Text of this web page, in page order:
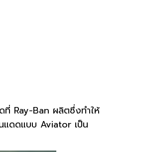
Ray-Ban ผลิตซึ่งทำให้
แดดแบบ Aviator เป็น